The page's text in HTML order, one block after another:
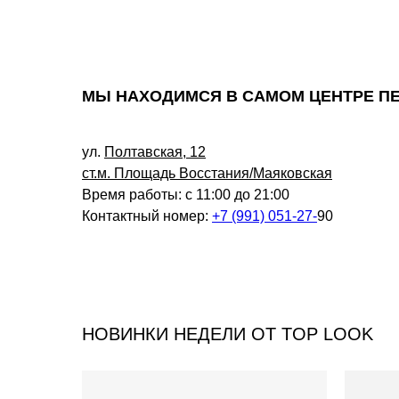
МЫ НАХОДИМСЯ В САМОМ ЦЕНТРЕ
ул. Полтавская, 12
ст.м. Площадь Восстания/Маяковская
Время работы: с 11:00 до 21:00
Контактный номер: +7 (991) 051-27-90
НОВИНКИ НЕДЕЛИ ОТ TOP LOOK